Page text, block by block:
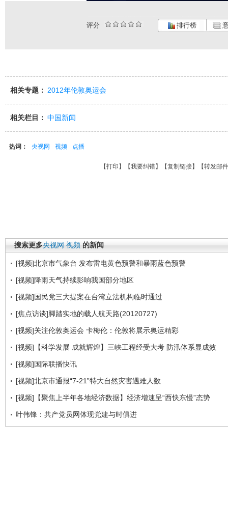
评分 排行榜
相关专题： 2012年伦敦奥运会
相关栏目： 中国新闻
热词： 央视网 视频 点播
【打印 】【我要纠错】【复制链接】【转发邮件
搜索更多央视网 视频 的新闻
[视频]北京市气象台 发布雷电黄色预警和暴雨蓝色预警
[视频]降雨天气持续影响我国部分地区
[视频]国民党三大提案在台湾立法机构临时通过
[焦点访谈]脚踏实地的载人航天路(20120727)
[视频]关注伦敦奥运会 卡梅伦：伦敦将展示奥运精彩
[视频]【科学发展 成就辉煌】三峡工程经受大考 防汛体系显成效
[视频]国际联播快讯
[视频]北京市通报“7-21”特大自然灾害遇难人数
[视频]【聚焦上半年各地经济数据】经济增速呈“西快东慢”态势
叶伟锋：共产党员网体现党建与时俱进